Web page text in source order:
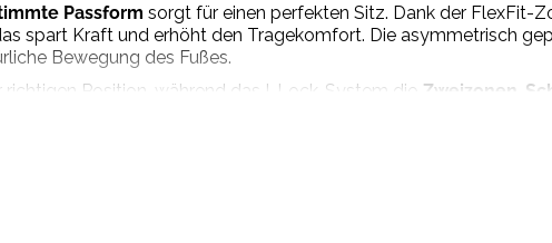
Passform sorgt für einen perfekten Sitz. Dank der FlexFit-
spart Kraft und erhöht den Tragekomfort. Die asymmetrisch
Bewegung des Fußes.
Position, während das I-Lock-System die Zweizonen-
sich aber bei Bedarf schnell lockern. Die